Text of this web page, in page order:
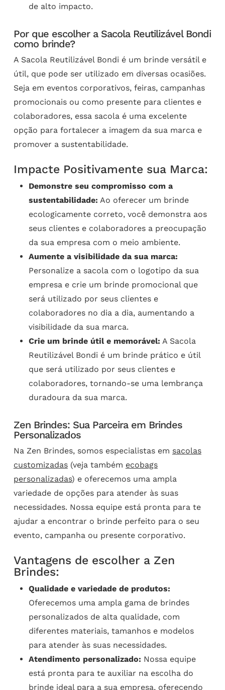
de alto impacto.
Por que escolher a Sacola Reutilizável Bondi
como brinde?
A Sacola Reutilizável Bondi é um brinde versátil e
útil, que pode ser utilizado em diversas ocasiões.
Seja em eventos corporativos, feiras, campanhas
promocionais ou como presente para clientes e
colaboradores, essa sacola é uma excelente
opção para fortalecer a imagem da sua marca e
promover a sustentabilidade.
Impacte Positivamente sua Marca:
Demonstre seu compromisso com a
sustentabilidade: Ao oferecer um brinde
ecologicamente correto, você demonstra aos
seus clientes e colaboradores a preocupação
da sua empresa com o meio ambiente.
Aumente a visibilidade da sua marca:
Personalize a sacola com o logotipo da sua
empresa e crie um brinde promocional que
será utilizado por seus clientes e
colaboradores no dia a dia, aumentando a
visibilidade da sua marca.
Crie um brinde útil e memorável: A Sacola
Reutilizável Bondi é um brinde prático e útil
que será utilizado por seus clientes e
colaboradores, tornando-se uma lembrança
duradoura da sua marca.
Zen Brindes: Sua Parceira em Brindes
Personalizados
Na Zen Brindes, somos especialistas em sacolas
customizadas(veja também ecobags
personalizadas) e oferecemos uma ampla
variedade de opções para atender às suas
necessidades. Nossa equipe está pronta para te
ajudar a encontrar o brinde perfeito para o seu
evento, campanha ou presente corporativo.
Vantagens de escolher a Zen
Brindes:
Qualidade e variedade de produtos:
Oferecemos uma ampla gama de brindes
personalizados de alta qualidade, com
diferentes materiais, tamanhos e modelos
para atender às suas necessidades.
Atendimento personalizado: Nossa equipe
está pronta para te auxiliar na escolha do
brinde ideal para a sua empresa, oferecendo